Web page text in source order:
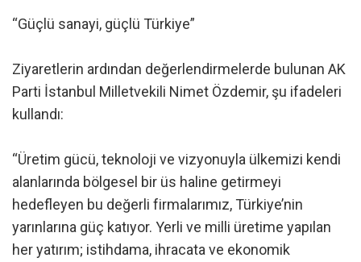
“Güçlü sanayi, güçlü Türkiye”
Ziyaretlerin ardından değerlendirmelerde bulunan AK
Parti İstanbul Milletvekili Nimet Özdemir, şu ifadeleri
kullandı:
“Üretim gücü, teknoloji ve vizyonuyla ülkemizi kendi
alanlarında bölgesel bir üs haline getirmeyi
hedefleyen bu değerli firmalarımız, Türkiye’nin
yarınlarına güç katıyor. Yerli ve milli üretime yapılan
her yatırım; istihdama, ihracata ve ekonomik